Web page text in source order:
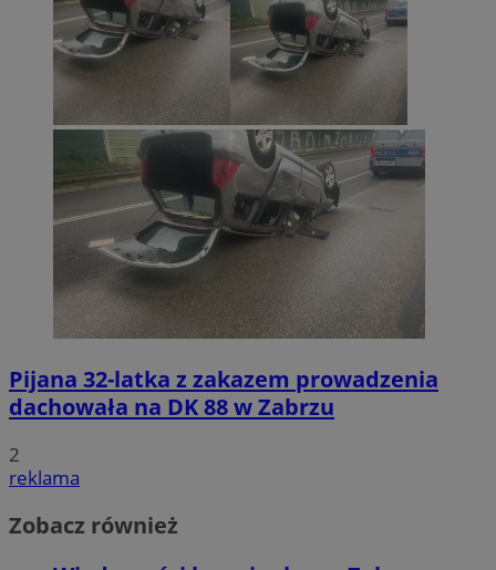
Pijana 32-latka z zakazem prowadzenia
dachowała na DK 88 w Zabrzu
2
reklama
Zobacz również